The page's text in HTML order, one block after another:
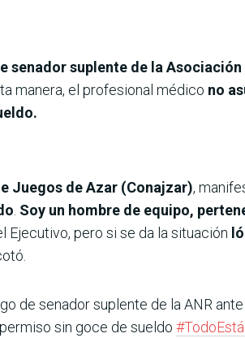
senador suplente de la
manera, el profesional médico no
Juegos de Azar (Conajzar),
Soy un hombre de equipo,
Ejecutivo, pero si se da la situación
de senador suplente de la ANR
sin goce de sueldo